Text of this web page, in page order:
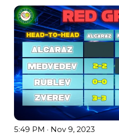
5:49 PM · Nov 9, 2023